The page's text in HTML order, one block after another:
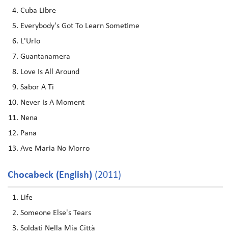
Cuba Libre
Everybody's Got To Learn Sometime
L'Urlo
Guantanamera
Love Is All Around
Sabor A Ti
Never Is A Moment
Nena
Pana
Ave Maria No Morro
Chocabeck (English) (2011)
Life
Someone Else's Tears
Soldati Nella Mia Città